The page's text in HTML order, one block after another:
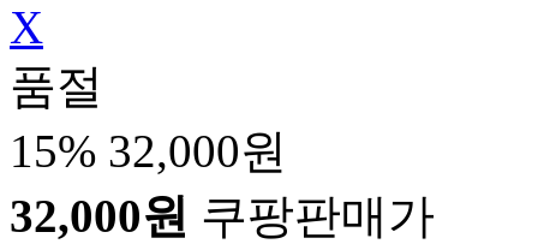
X
품절
15% 32,000원
32,000원 쿠팡판매가